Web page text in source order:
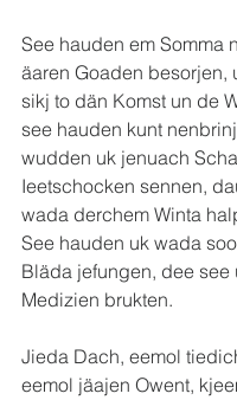
See hauden em Somma
äaren Goaden besorjen,
sikj to dän Komst un de
see hauden kunt
wudden uk jenuach
Ieetschocken sennen,
wada derchem Winta
See hauden uk wada
Bläda jefungen, dee see
Medizien brukten.
Jieda Dach, eemol
eemol jäajen Owent,